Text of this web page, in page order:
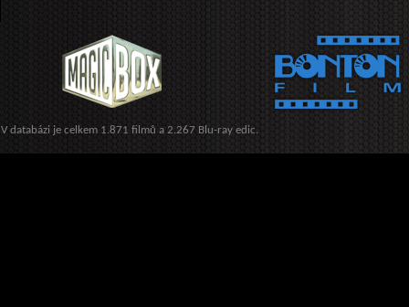
V databázi je celkem 1.871 filmů a 2.267 Blu-ray edic.